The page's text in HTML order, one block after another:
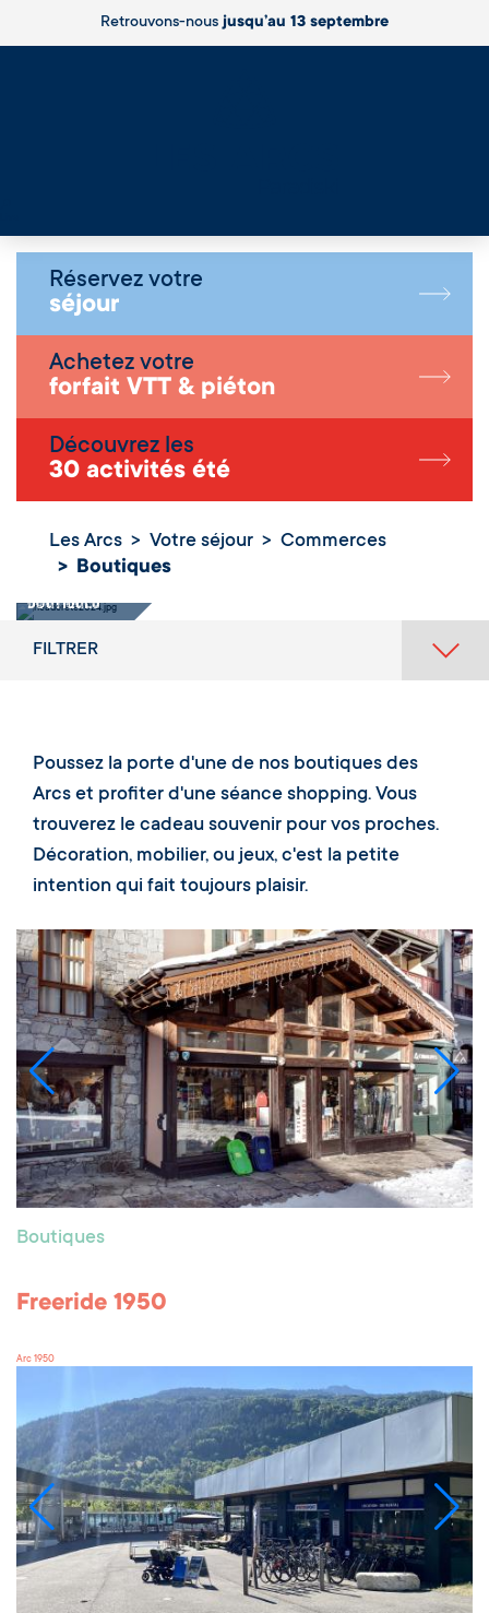
Retrouvons-nousjusqu’au 13 septembre
Réservez votre
séjour
Achetez votre
forfait VTT & piéton
Découvrez les
30 activités été
Les Arcs Votre séjour
Commerces
Boutiques
Boutiques
FILTRER
Poussez la porte d'une de nos boutiques des
Arcs et profiter d'une séance shopping. Vous
trouverez le cadeau souvenir pour vos proches.
Décoration, mobilier, ou jeux, c'est la petite
intention qui fait toujours plaisir.
Boutiques
Freeride 1950
Arc 1950